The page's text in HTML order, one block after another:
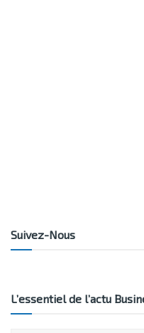
Suivez-Nous
L’essentiel de l’actu